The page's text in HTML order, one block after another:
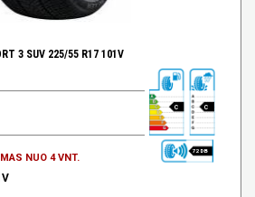
3 SUV 225/55 R17 101V
NUO 4 VNT.
C C
72 DB